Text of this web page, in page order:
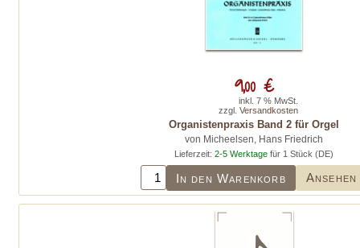
Organistenpraxis Band 2 für Orgel
von Micheelsen, Hans Friedrich
Lieferzeit: 2-5 Werktagefür 1 Stück (DE)
In den Warenkorb Ansehen
9,00 €
inkl. 7 % MwSt.
zzgl. Versandkosten